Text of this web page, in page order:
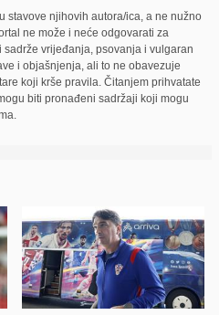
stavove njihovih autora/ica, a ne nužno
ne može i neće odgovarati za
vrijeđanja, psovanja i vulgaran
i objašnjenja, ali to ne obavezuje
koji krše pravila. Čitanjem prihvatate
biti pronađeni sadržaji koji mogu